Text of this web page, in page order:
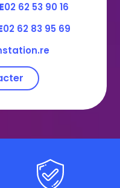
02 62 53 90 16
02 62 83 95 69